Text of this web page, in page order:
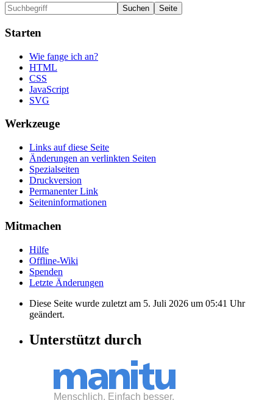
Starten
Wie fange ich an?
HTML
CSS
JavaScript
SVG
Werkzeuge
Links auf diese Seite
Änderungen an verlinkten Seiten
Spezialseiten
Druckversion
Permanenter Link
Seiten­informationen
Mitmachen
Hilfe
Offline-Wiki
Spenden
Letzte Änderungen
Diese Seite wurde zuletzt am 5. Juli 2026 um 05:41 Uhr
geändert.
Unterstützt durch